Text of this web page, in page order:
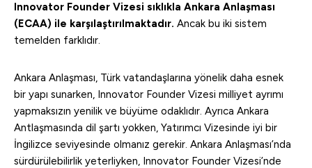
Innovator Founder Vizesi sıklıkla Ankara Anlaşması
(ECAA) ile karşılaştırılmaktadır. Ancak bu iki sistem
temelden farklıdır.
Ankara Anlaşması, Türk vatandaşlarına yönelik daha esnek
bir yapı sunarken, Innovator Founder Vizesi milliyet ayrımı
yapmaksızın yenilik ve büyüme odaklıdır. Ayrıca Ankara
Antlaşmasında dil şartı yokken, Yatırımcı Vizesinde iyi bir
İngilizce seviyesinde olmanız gerekir. Ankara Anlaşması’nda
sürdürülebilirlik yeterliyken, Innovator Founder Vizesi’nde